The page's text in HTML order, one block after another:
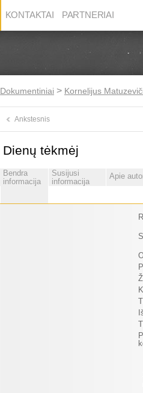
KONTAKTAI PARTNERIAI
Dokumentiniai > Kornelijus
Ankstesnis
Dienų tėkmėj
Bendra
informacija
Susijusi
informacija
Apie